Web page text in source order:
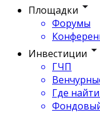
Площадки
Форумы
Инвестиции
ГЧП
Где